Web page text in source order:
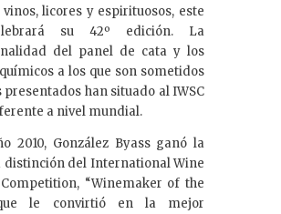
licores y espirituosos, este
su 42º edición. La
del panel de cata y los
a los que son sometidos
presentados han situado al IWSC
a nivel mundial.
2010, González Byass ganó la
distinción del International Wine
“Winemaker of the
le convirtió en la mejor